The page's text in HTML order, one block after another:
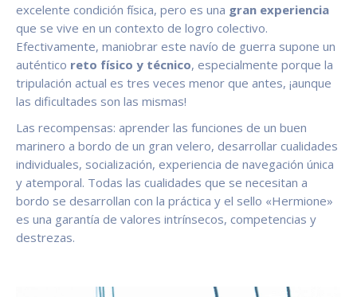
excelente condición física, pero es una gran experiencia
que se vive en un contexto de logro colectivo.
Efectivamente, maniobrar este navío de guerra supone un
auténtico reto físico y técnico, especialmente porque la
tripulación actual es tres veces menor que antes, ¡aunque
las dificultades son las mismas!
Las recompensas: aprender las funciones de un buen
marinero a bordo de un gran velero, desarrollar cualidades
individuales, socialización, experiencia de navegación única
y atemporal. Todas las cualidades que se necesitan a
bordo se desarrollan con la práctica y el sello «Hermione»
es una garantía de valores intrínsecos, competencias y
destrezas.